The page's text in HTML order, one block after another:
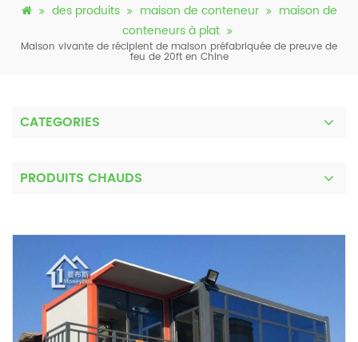
des produits maison de conteneur
maison de
conteneurs à plat
Maison vivante de récipient de maison préfabriquée de preuve de
feu de 20ft en Chine
CATEGORIES
PRODUITS CHAUDS